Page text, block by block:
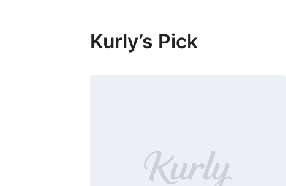
Kurly’s Pick